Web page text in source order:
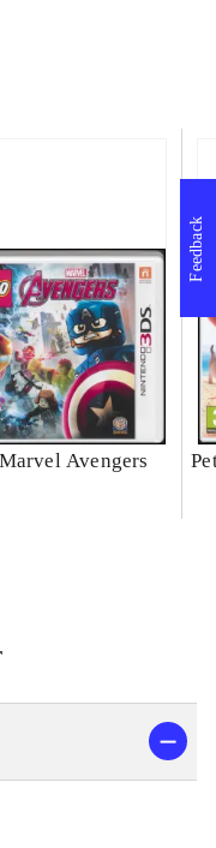
Avengers
Feedback